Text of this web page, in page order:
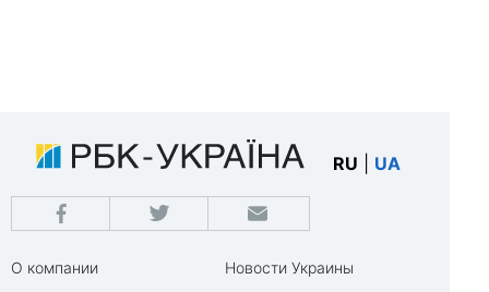
RU UA
О компании
Новости Украины